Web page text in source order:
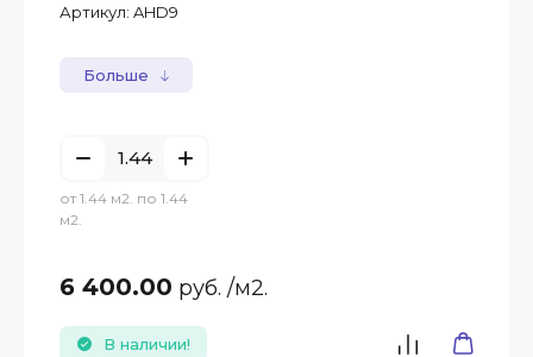
Артикул: AHD9
Больше
от 1.44 м2. по 1.44
м2.
6 400.00 руб. /м2.
В наличии!